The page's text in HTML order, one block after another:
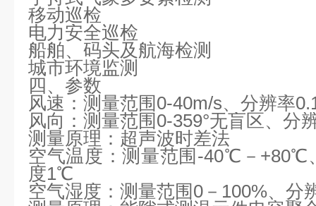
移动巡检
电力安全巡检
船舶、码头及航海检测
城市环境监测
四、参数
风速：测量范围0-40m/s、分辨率
风向：测量范围0-359°无盲区、分
测量原理：超声波时差法
空气温度：测量范围 -40℃－ +80℃
度1℃
空气湿度：测量范围0 － 100%、分